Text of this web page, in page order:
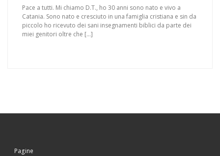
Pace a tutti. Mi chiamo D.T., ho 30 anni sono nato e vivo a
Catania. Sono nato e cresciuto in una famiglia cristiana e sin da
piccolo ho ricevuto dei sani insegnamenti biblici da parte dei
miei genitori oltre che […]
Pagine